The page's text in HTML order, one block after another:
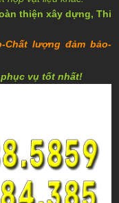
thiện xây dựng, Thi
Chất lượng đảm bảo-
vụ tốt nhất!